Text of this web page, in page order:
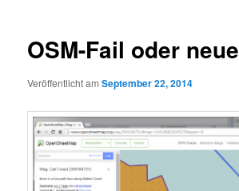
OSM-Fail oder
Veröffentlicht amSeptember 22, 2014